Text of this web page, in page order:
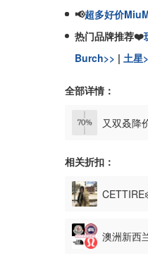
📢超多好价
热门品牌推荐❤️
Burch>> | 土星
全部详情：
又双叒降
相关折扣：
澳洲新西